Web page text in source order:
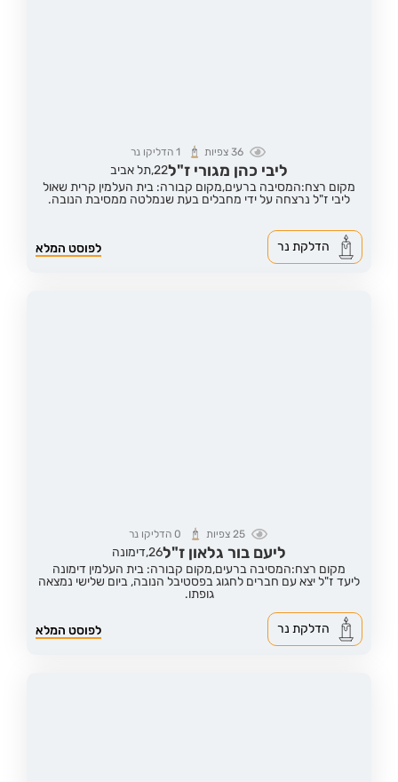
36צפיות 1 הדליקו נר
ליבי כהן מגורי ז"ל22,תל אביב
מקום רצח:המסיבה ברעים,מקום קבורה: בית העלמין קרית שאול
ליבי ז"ל נרצחה על ידי מחבלים בעת שנמלטה ממסיבת הנובה.
לפוסט המלא הדלקת נר
25 צפיות 0הדליקו נר
ליעם בור גלאון ז"ל26,דימונה
מקום רצח:המסיבה ברעים,מקום קבורה: בית העלמין דימונה
ליעד ז"ל יצא עם חברים לחגוג בפסטיבל הנובה, ביום שלישי נמצאה
גופתו.
לפוסט המלא הדלקת נר